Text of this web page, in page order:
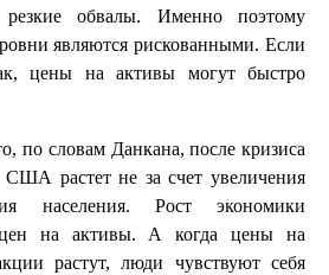
обвалы. Именно поэтому
являются рискованными. Если
цены на активы могут быстро
по словам Данкана, после кризиса
США растет не за счет увеличения
населения. Рост экономики
цен на активы. А когда цены на
растут, люди чувствуют себя